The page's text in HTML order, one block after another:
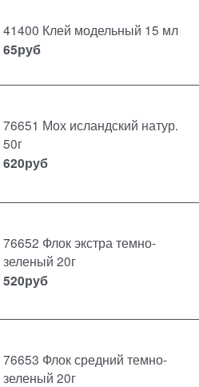
41400 Клей модельный 15 мл
65руб
76651 Мох исландский натур.
50г
620руб
76652 Флок экстра темно-
зеленый 20г
520руб
76653 Флок средний темно-
зеленый 20г